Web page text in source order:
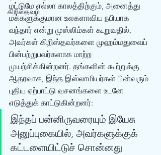
கிறிஸ்தவம்
மட்டுமே எல்லா காலத்திற்கும், அனைத்து
மக்களுக்குமான உலகளாவிய நபியாக
வந்தார் என்று முஸ்லிம்கள் கூறுவதில்,
அவர்கள் கிறிஸ்தவர்களை முஹம்மதுவைப்
பின்பற்றுபவர்களாக மாற்ற
முயற்சிக்கின்றனர். தங்களின் கூற்றுக்கு
ஆதரவாக, இந்த இஸ்லாமியர்கள் பின்வரும்
புதிய ஏற்பாட்டு வசனங்களை உடனே
எடுத்துக் காட்டுகின்றனர்:
இந்தப் பன்னிருவரையும் இயேசு
அனுப்புகையில், அவர்களுக்குக்
கட்டளையிட்டுச் சொன்னது